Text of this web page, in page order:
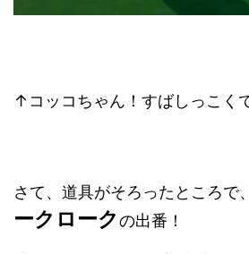
↑コッコちゃん！すばしっこく
さて、道具がそろったところで
ークロークの出番！